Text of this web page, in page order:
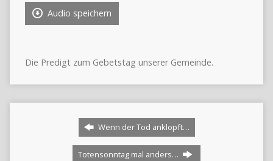
Audio speichern
Die Predigt zum Gebetstag unserer Gemeinde.
Wenn der Tod anklopft…
Totensonntag mal anders…